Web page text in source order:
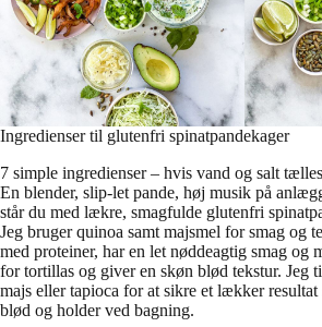
Ingredienser til glutenfri spinatpandekager
7 simple ingredienser – hvis vand og salt
En blender, slip-let pande, høj musik på
står du med lækre, smagfulde glutenfri
Jeg bruger quinoa samt majsmel for smag og
med proteiner, har en let nøddeagtig smag og
for tortillas og giver en skøn blød tekstur. Jeg
majs eller tapioca for at sikre et lækker resultat
blød og holder ved bagning.